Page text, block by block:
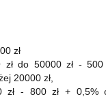
zł
zł do 50000 zł -
20000 zł,
zł - 800 zł + 0,5%